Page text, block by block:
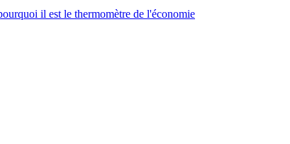
il est le thermomètre de l'économie